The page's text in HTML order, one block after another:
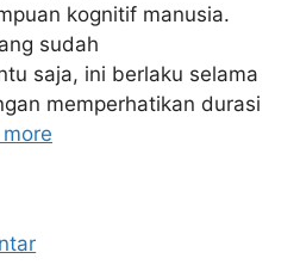
kognitif manusia.
sudah
saja, ini berlaku selama
memperhatikan durasi